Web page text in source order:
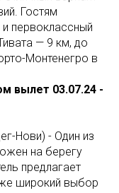
Гостям
первоклассный
— 9 км, до
Монтенегро в
вылет 03.07.24 -
Нови) - Один из
на берегу
предлагает
широкий выбор